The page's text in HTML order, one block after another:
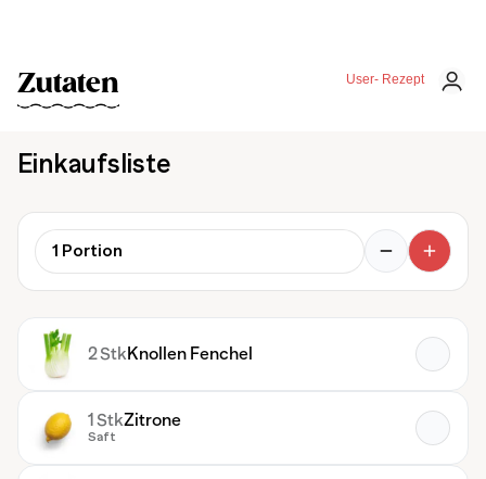
User- Rezept
Zutaten